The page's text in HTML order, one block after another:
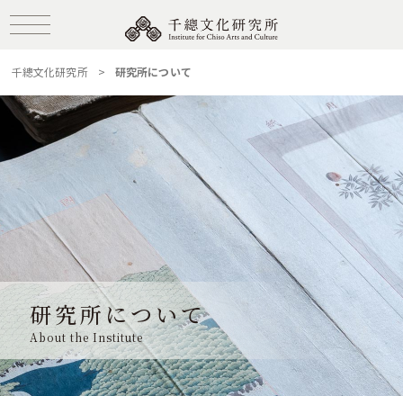
千總文化研究所 > 研究所について
研究所について
About the Institute